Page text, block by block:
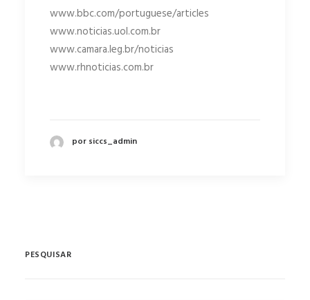
www.bbc.com/portuguese/articles
www.noticias.uol.com.br
www.camara.leg.br/noticias
www.rhnoticias.com.br
por siccs_admin
PESQUISAR